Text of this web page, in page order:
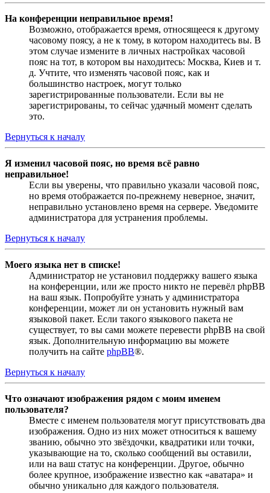
На конференции неправильное время!
Возможно, отображается время, относящееся к другому
часовому поясу, а не к тому, в котором находитесь вы. В
этом случае измените в личных настройках часовой
пояс на тот, в котором вы находитесь: Москва, Киев и т.
д. Учтите, что изменять часовой пояс, как и
большинство настроек, могут только
зарегистрированные пользователи. Если вы не
зарегистрированы, то сейчас удачный момент сделать
это.
Вернуться к началу
Я изменил часовой пояс, но время всё равно
неправильное!
Если вы уверены, что правильно указали часовой пояс,
но время отображается по-прежнему неверное, значит,
неправильно установлено время на сервере. Уведомите
администратора для устранения проблемы.
Вернуться к началу
Моего языка нет в списке!
Администратор не установил поддержку вашего языка
на конференции, или же просто никто не перевёл phpBB
на ваш язык. Попробуйте узнать у администратора
конференции, может ли он установить нужный вам
языковой пакет. Если такого языкового пакета не
существует, то вы сами можете перевести phpBB на свой
язык. Дополнительную информацию вы можете
получить на сайте phpBB®.
Вернуться к началу
Что означают изображения рядом с моим именем
пользователя?
Вместе с именем пользователя могут присутствовать два
изображения. Одно из них может относиться к вашему
званию, обычно это звёздочки, квадратики или точки,
указывающие на то, сколько сообщений вы оставили,
или на ваш статус на конференции. Другое, обычно
более крупное, изображение известно как «аватара» и
обычно уникально для каждого пользователя.